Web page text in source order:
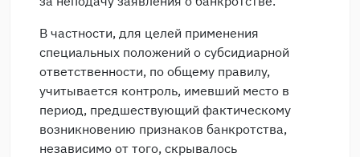
В частности, для целей применения
специальных положений о субсидиарной
ответственности, по общему правилу,
учитывается контроль, имевший место в
период, предшествующий фактическому
возникновению признаков банкротства,
независимо от того, скрывалось